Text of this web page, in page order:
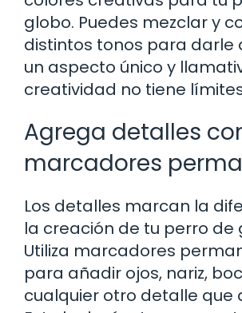
globo. Puedes mezclar y
distintos tonos para darle
un aspecto único y
creatividad no tiene
Agrega detalles
marcadores
Los detalles marcan la
la creación de tu perro de
Utiliza marcadores
para añadir ojos, nariz,
cualquier otro detalle que